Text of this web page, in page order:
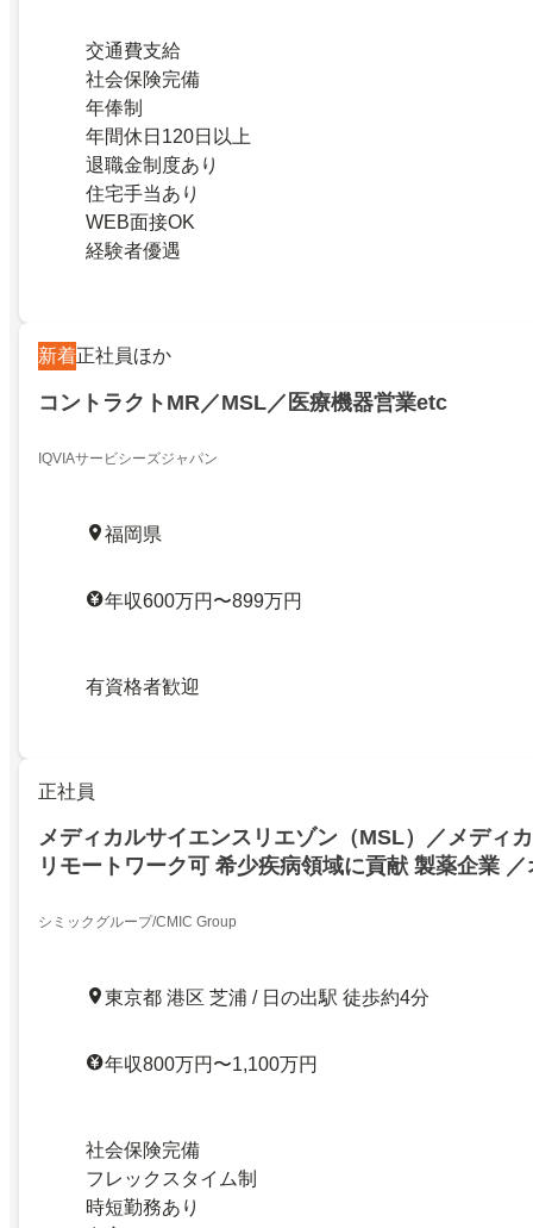
交通費支給
社会保険完備
年俸制
年間休日120日以上
退職金制度あり
住宅手当あり
WEB面接OK
経験者優遇
新着正社員ほか
コントラクトMR／MSL／医療機器営業etc
IQVIAサービシーズジャパン
福岡県
年収600万円〜899万円
有資格者歓迎
正社員
メディカルサイエンスリエゾン（MSL）／メディ
リモートワーク可 希少疾病領域に貢献 製薬企業
シミックグループ/CMIC Group
東京都 港区 芝浦 / 日の出駅 徒歩約4分
年収800万円〜1,100万円
社会保険完備
フレックスタイム制
時短勤務あり